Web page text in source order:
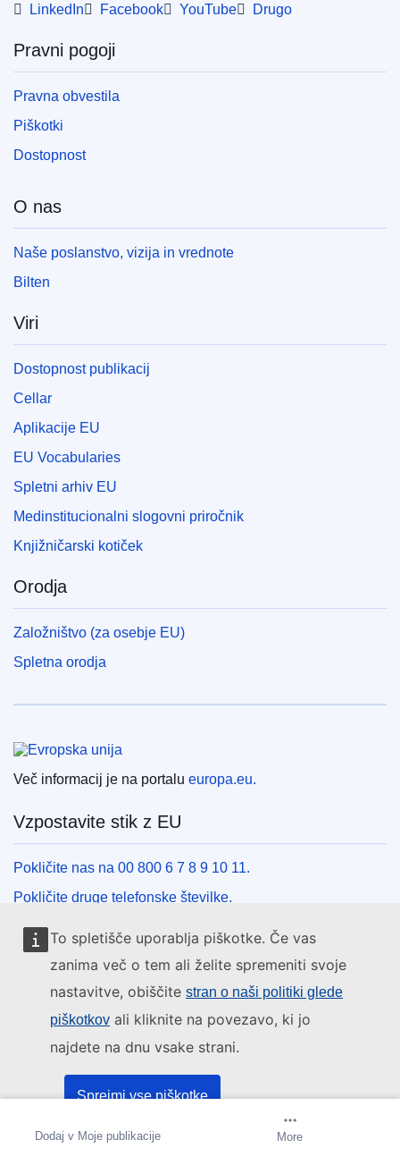
To spletišče uporablja piškotke. Če vas
zanima več o tem ali želite spremeniti svoje
nastavitve, obiščite stran o naši politiki glede
piškotkov ali kliknite na povezavo, ki jo
najdete na dnu vsake strani.
Sprejmi vse piškotke
Sprejmi samo nujne piškotke
Dodaj v Moje publikacije Prejemanje obvestil
More
LinkedIn Facebook YouTube Drugo
Pravni pogoji
Pravna obvestila
Piškotki
Dostopnost
O nas
Naše poslanstvo, vizija in vrednote
Bilten
Viri
Dostopnost publikacij
Cellar
Aplikacije EU
EU Vocabularies
Spletni arhiv EU
Medinstitucionalni slogovni priročnik
Knjižničarski kotiček
Orodja
Založništvo (za osebje EU)
Spletna orodja
Več informacij je na portalu europa.eu.
Vzpostavite stik z EU
Pokličite nas na 00 800 6 7 8 9 10 11.
Pokličite druge telefonske številke.
Pišite nam s kontaktnim obrazcem.
Obiščite nas v enem od centrov EU.
Iskanje po družbenih medijih EU
Institucije in organi EU
Iskanje po institucijah in organih EU